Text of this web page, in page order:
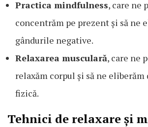
Practica mindfulness, care ne
concentrăm pe prezent și să ne
gândurile negative.
Relaxarea musculară, care ne
relaxăm corpul și să ne eliberăm
fizică.
Tehnici de relaxare și